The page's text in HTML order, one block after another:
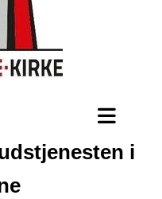
i